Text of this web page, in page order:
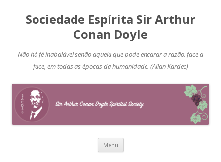
Sociedade Espírita Sir Arthur
Conan Doyle
Não há fé inabalável senão aquela que pode encarar a razão, face a
face, em todas as épocas da humanidade. (Allan Kardec)
Menu Pular